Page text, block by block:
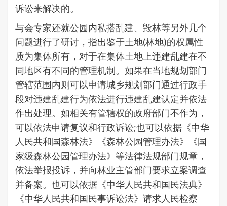
诉讼来解决的。
与会专家还就公园内私搭乱建、毁林等另外几个
问题进行了研讨，指出鉴于土地(林地)的权属性
质为集体所有，对于在集体土地上违建乱建在不
同地区有不同的管理机制。如果在当地规划部门
管辖范围内则可以申请城乡规划部门通过行政手
段对违建乱建行为依法进行违建乱建认定并依法
作出处理。如相关有管辖权的政府部门不作为，
可以依法申请复议和行政诉讼;也可以依据《中华
人民共和国森林法》《森林公园管理办法》《国
家级森林公园管理办法》等法律法规部门规章，
依法举报投诉，并向林业主管部门要求立案调查
并备案。也可以依据《中华人民共和国民法典》
《中华人民共和国民事诉讼法》请求人民检察